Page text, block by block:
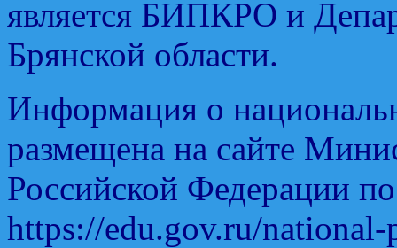
является БИПКРО и
Брянской области.
Информация о
размещена на сайте
Российской Федерации
https://edu.gov.ru/national-